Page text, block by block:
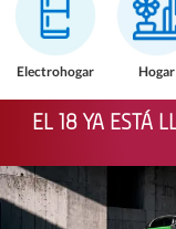
Electrohogar Hogar
EL 18 YA ESTÁ